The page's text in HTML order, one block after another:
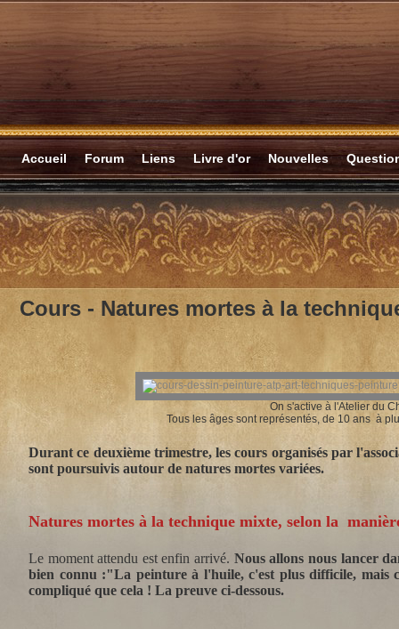
Accueil Forum Liens Livre d'or Nouvelles
Cours - Natures mortes à la
On s'active à l'Atelier du
Tous les âges sont représentés, de 10 ans à
Durant ce deuxième trimestre, les cours organisés par
sont poursuivis autour de natures mortes variées.
Natures mortes à la technique mixte, selon la
Le moment attendu est enfin arrivé. Nous allons nous lancer
bien connu :"La peinture à l'huile, c'est plus difficile, mais
compliqué que cela ! La preuve ci-dessous.